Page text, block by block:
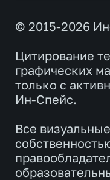
© 2015-2026
Цитирование
графических
только с
Ин-Спейс.
Все